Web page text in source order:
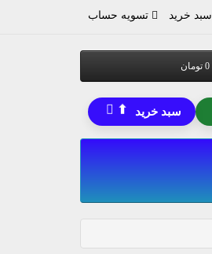
سبد خرید تسویه حساب
سبد خرید ⬆